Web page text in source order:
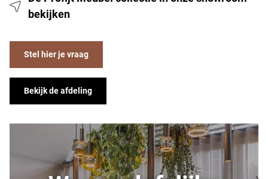
bekijken
Stel hier je vraag
Bekijk de afdeling